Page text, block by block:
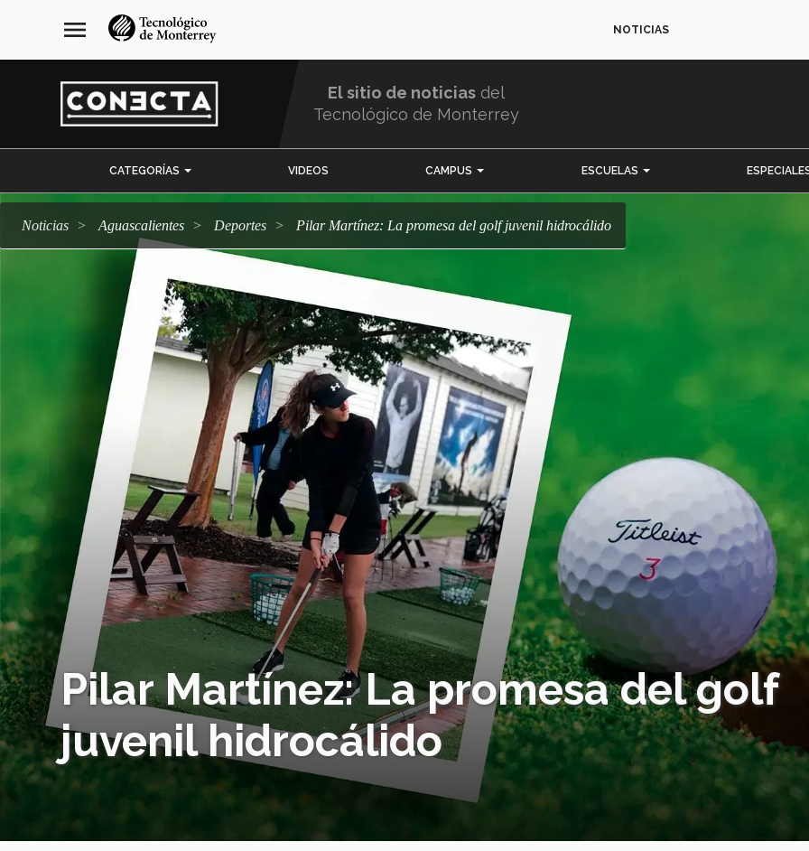
navegación
principal
menu NOTICIAS
El sitio de noticias del
Tecnológico de Monterrey
CATEGORÍAS VIDEOS CAMPUS ESCUELAS
Noticias Aguascalientes deportes Pilar Martínez: La promesa del golf juvenil hidrocálido
Pilar Martínez: La promesa del golf
juvenil hidrocálido